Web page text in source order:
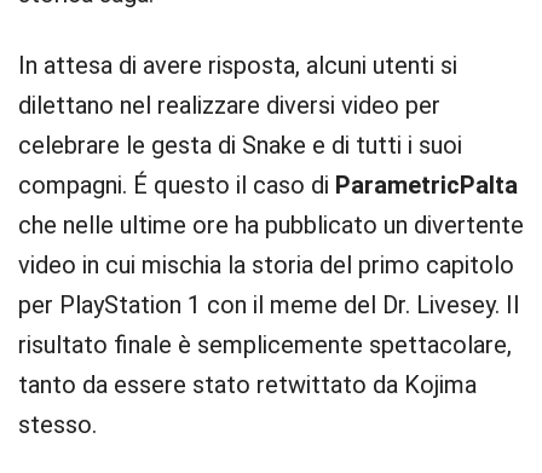
In attesa di avere risposta, alcuni utenti si
dilettano nel realizzare diversi video per
celebrare le gesta di Snake e di tutti i suoi
compagni. É questo il caso di ParametricPalta
che nelle ultime ore ha pubblicato un divertente
video in cui mischia la storia del primo capitolo
per PlayStation 1 con il meme del Dr. Livesey. Il
risultato finale è semplicemente spettacolare,
tanto da essere stato retwittato da Kojima
stesso.